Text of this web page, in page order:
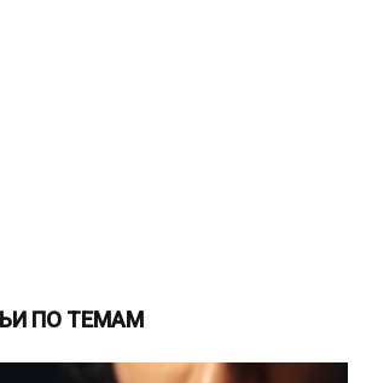
ПО ТЕМАМ